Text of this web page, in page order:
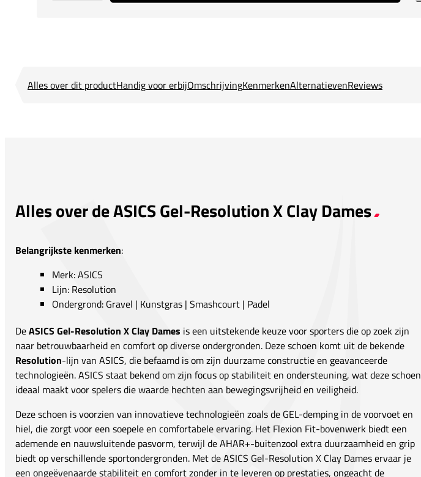
Alles over dit productHandig voor erbijOmschrijvingKenmerkenAlternatievenReviews
Alles over de ASICS Gel-Resolution X Clay Dames
Belangrijkste kenmerken:
Merk: ASICS
Lijn: Resolution
Ondergrond: Gravel | Kunstgras | Smashcourt | Padel
DeASICS Gel-Resolution X Clay Dames is een uitstekende keuze voor sporters die op zoek zijn
naar betrouwbaarheid en comfort op diverse ondergronden. Deze schoen komt uit de bekende
Resolution-lijn van ASICS, die befaamd is om zijn duurzame constructie en geavanceerde
technologieën. ASICS staat bekend om zijn focus op stabiliteit en ondersteuning, wat deze schoen
ideaal maakt voor spelers die waarde hechten aan bewegingsvrijheid en veiligheid.
Deze schoen is voorzien van innovatieve technologieën zoals de GEL-demping in de voorvoet en
hiel, die zorgt voor een soepele en comfortabele ervaring. Het Flexion Fit-bovenwerk biedt een
ademende en nauwsluitende pasvorm, terwijl de AHAR+-buitenzool extra duurzaamheid en grip
biedt op verschillende sportondergronden. Met de ASICS Gel-Resolution X Clay Dames ervaar je
een ongeëvenaarde stabiliteit en comfort zonder in te leveren op prestaties, ongeacht de